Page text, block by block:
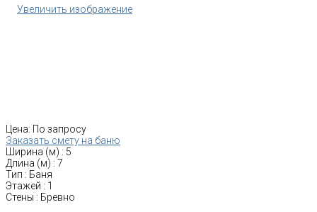
Увеличить изображение
Цена: По запросу
Заказать смету на баню
Ширина (м) : 5
Длина (м) : 7
Тип : Баня
Этажей : 1
Стены : Бревно